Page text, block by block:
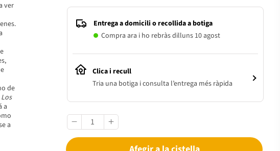
ver
de
Los
a
a
Entrega a domicili o recollida a botiga
Compra ara i ho rebràs dilluns 10 agost
Clica i recull
Tria una botiga i consulta l’entrega més ràpida